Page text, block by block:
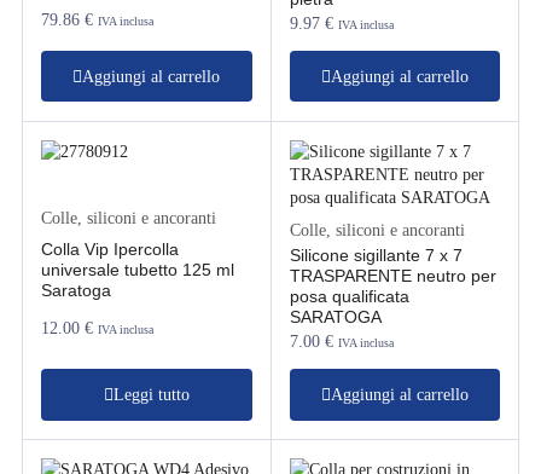
79.86€ IVA inclusa
Aggiungi al carrello
9.97 € IVA inclusa
Aggiungi al carrello
Colle, siliconi e ancoranti
Colla Vip Ipercolla
universale tubetto 125 ml
Saratoga
12.00€ IVA inclusa
Leggi tutto
Colle, siliconi e ancoranti
Silicone sigillante 7 x 7
TRASPARENTE neutro per
posa qualificata
SARATOGA
7.00 € IVA inclusa
Aggiungi al carrello